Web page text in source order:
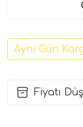
Aynı Gün
Fiyatı